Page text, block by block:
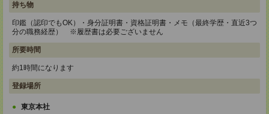
持ち物
印鑑（認印でもOK）・身分証明書・資格証明書・メモ（最終学歴・直近3つ
分の職務経歴） ※履歴書は必要ございません
所要時間
約1時間になります
登録場所
東京本社